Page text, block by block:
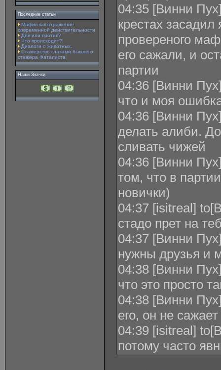
Последние статьи
Мафия как отражение
современной действительности
Для или против?
Что происходит?!
Диалоги о животных.
Стажерство глазами бывшего
стажера Фаталиста
Наши Значки
04:35 [Винни
крестах засадил
провереного
его сажали, и
партии
04:36 [Винни
что и моя
04:36 [Винни
делать алиби.
сливать чижей
04:36 [Винни
том, что в
новички)
04:37 [isitreal]
стадо прет на
04:37 [Винни
нужны друзья и
04:38 [Винни
что это просто
04:38 [Винни
его, он не
04:39 [isitreal]
потому часто